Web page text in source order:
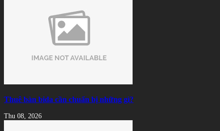
Thuê bàn bida cần chuẩn bị những gì?
Thu 08, 2026